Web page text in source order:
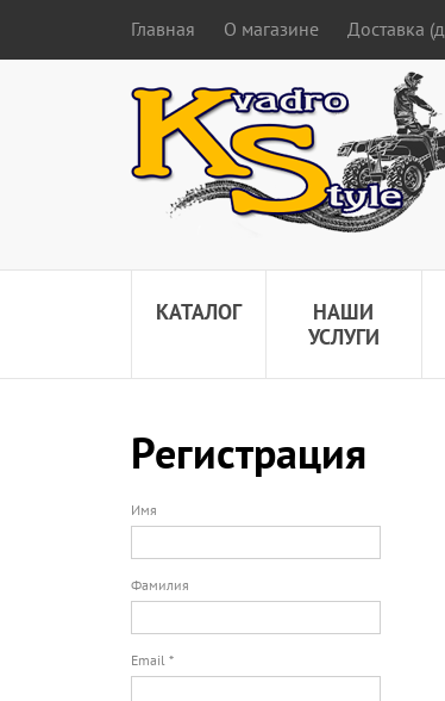
Главная О магазине Доставка
КАТАЛОГ
НАШИ
УСЛУГИ
Регистрация
Имя
Фамилия
Email *